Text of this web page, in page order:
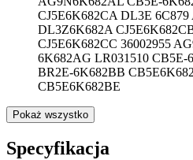
CJ5E6K682CA DL3E
DL3Z6K682A
CJ5E6K682CC 36002955
6K682AG LR031510
BR2E-6K682BB
CB5E6K682BE
Pokaż wszystko
Specyfikacja